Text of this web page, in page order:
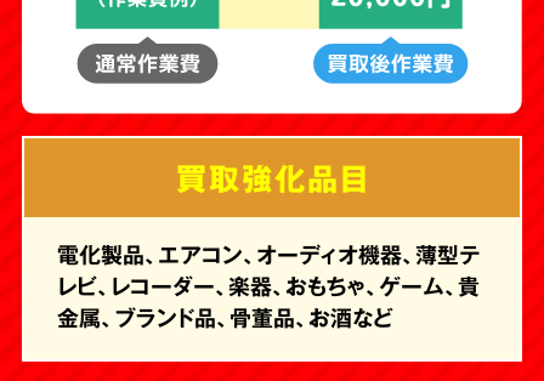
買取強化品目
電化製品、エアコン、オーディオ機器、薄型テ
レビ、レコーダー、楽器、おもちゃ、ゲーム、貴
金属、ブランド品、骨董品、お酒など